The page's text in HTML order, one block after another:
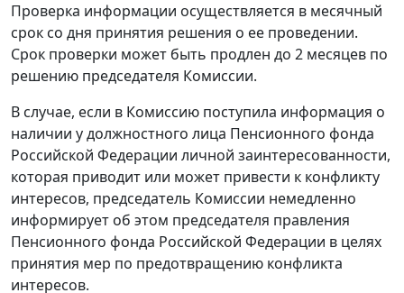
Проверка информации осуществляется в месячный
срок со дня принятия решения о ее проведении.
Срок проверки может быть продлен до 2 месяцев по
решению председателя Комиссии.
В случае, если в Комиссию поступила информация о
наличии у должностного лица Пенсионного фонда
Российской Федерации личной заинтересованности,
которая приводит или может привести к конфликту
интересов, председатель Комиссии немедленно
информирует об этом председателя правления
Пенсионного фонда Российской Федерации в целях
принятия мер по предотвращению конфликта
интересов.